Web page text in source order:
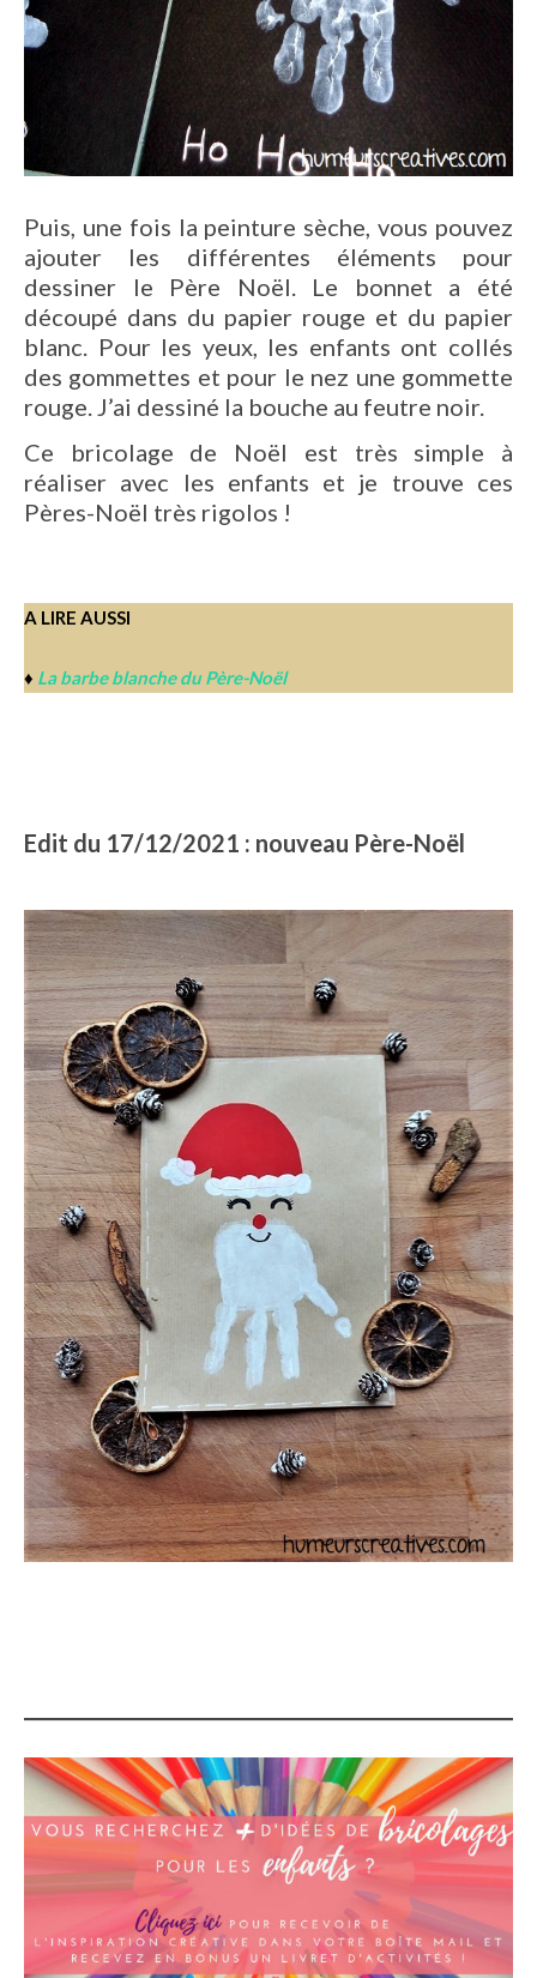
Puis, une fois la peinture sèche, vous pouvez
ajouter les différentes éléments pour
dessiner le Père Noël. Le bonnet a été
découpé dans du papier rouge et du papier
blanc. Pour les yeux, les enfants ont collés
des gommettes et pour le nez une gommette
rouge. J’ai dessiné la bouche au feutre noir.
Ce bricolage de Noël est très simple à
réaliser avec les enfants et je trouve ces
Pères-Noël très rigolos !
A LIRE AUSSI
♦ La barbe blanche du Père-Noël
Edit du 17/12/2021 : nouveau Père-Noël